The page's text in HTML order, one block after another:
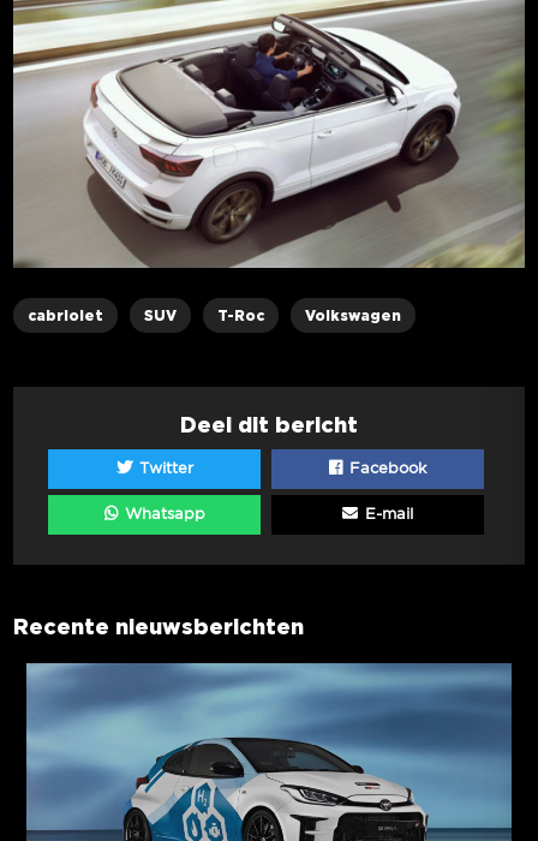
cabriolet SUV T-Roc Volkswagen
Deel dit bericht
Twitter Facebook
Whatsapp E-mail
Recente nieuwsberichten